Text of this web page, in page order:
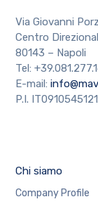
Via Giovanni
Centro
80143 – Napoli
Tel:
E-mail:
P.I.
Chi siamo
Company Profile